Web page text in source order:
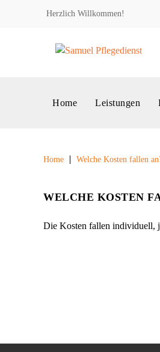
Herzlich Willkommen!
Home Leistungen
Home Welche Kosten fallen
WELCHE KOSTEN
Die Kosten fallen individuell,